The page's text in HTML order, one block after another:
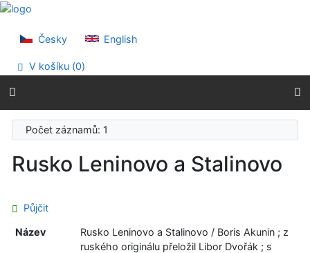
Přejít na obsah
Prohlášení o webové přístupnosti
Česky English
V košíku (0)
Počet záznamů: 1
Rusko Leninovo a Stalinovo
Půjčit
Název
Rusko Leninovo a Stalinovo / Boris Akunin ; z
ruského originálu přeložil Libor Dvořák ; s